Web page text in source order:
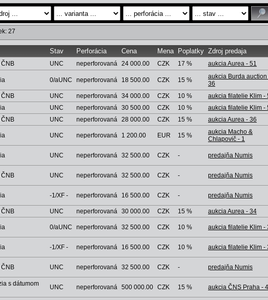
27
Stav Perforácia Cena Mena Poplatky Zdroj predaja
UNC neperforovaná 24 000.00 CZK 17 % aukcia Aurea - 51
0/aUNC neperforovaná 18 500.00 CZK 15 %
aukcia Burda auction
36
UNC neperforovaná 34 000.00 CZK 10 % aukcia filatelie Klim -
UNC neperforovaná 30 500.00 CZK 10 % aukcia filatelie Klim -
UNC neperforovaná 28 000.00 CZK 15 % aukcia Aurea - 36
UNC neperforovaná 1 200.00 EUR 15 %
aukcia Macho &
Chlapovič - 1
UNC neperforovaná 32 500.00 CZK - predajňa Numis
UNC neperforovaná 32 500.00 CZK - predajňa Numis
-1/XF - neperforovaná 16 500.00 CZK - predajňa Numis
UNC neperforovaná 30 000.00 CZK 15 % aukcia Aurea - 34
0/aUNC neperforovaná 32 500.00 CZK 10 % aukcia filatelie Klim -
-1/XF - neperforovaná 16 500.00 CZK 10 % aukcia filatelie Klim -
UNC neperforovaná 32 500.00 CZK - predajňa Numis
s dátumom
UNC neperforovaná 500 000.00 CZK 15 % aukcia ČNS Praha -